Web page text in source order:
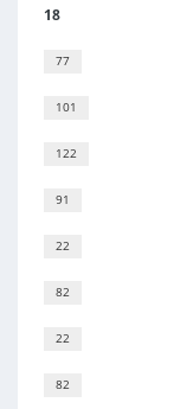
18
77
101
122
91
22
82
22
82